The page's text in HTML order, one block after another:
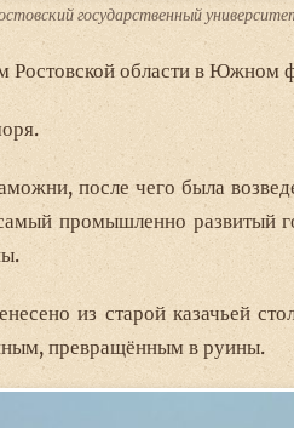
государственный
области в Южном
после чего была
промышленно развитый
из старой казачьей
превращённым в руины.